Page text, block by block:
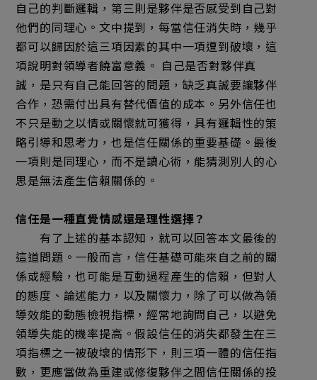
自己的判斷邏輯，第三則是夥伴是否感受到自己對
他們的同理心。文中提到，每當信任消失時，幾乎
都可以歸因於這三項因素的其中一項遭到破壞，這
項說明對領導者饒富意義。 自己是否對夥伴真
誠，是只有自己能回答的問題，缺乏真誠要讓夥伴
合作，恐需付出具有替代價值的成本。另外信任也
不只是動之以情或關懷就可獲得，具有邏輯性的策
略引導和思考力，也是信任關係的重要基礎。最後
一項則是同理心，而不是讀心術，能猜測別人的心
思是無法產生信賴關係的。
信任是一種直覺情感還是理性選擇？
有了上述的基本認知，就可以回答本文最後的
這道問題。一般而言，信任基礎可能來自之前的關
係或經驗，也可能是互動過程產生的信賴，但對人
的態度、論述能力，以及關懷力，除了可以做為領
導效能的動態檢視指標，經常地詢問自己，以避免
領導失能的機率提高。假設信任的消失都發生在三
項指標之一被破壞的情形下，則三項一體的信任指
數，更應當做為重建或修復夥伴之間信任關係的投